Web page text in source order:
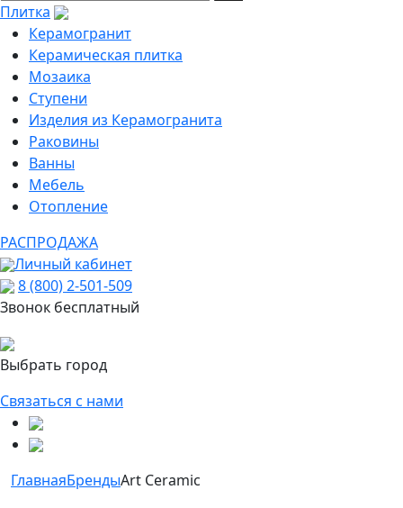
Плитка
Керамогранит
Керамическая плитка
Мозаика
Ступени
Изделия из Керамогранита
Раковины
Ванны
Мебель
Отопление
РАСПРОДАЖА
Личный кабинет
8 (800) 2-501-509
Звонок бесплатный
Выбрать город
Связаться с нами
ГлавнаяБрендыArt Ceramic